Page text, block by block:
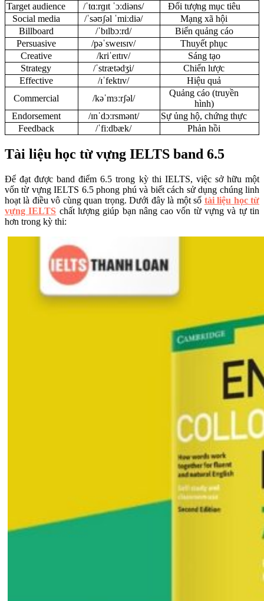
Target audience
/ˈtɑːrɡɪt ˈɔːdiəns/
Đối tượng mục tiêu
Social media
/ˈsəʊʃəl ˈmiːdiə/
Mạng xã hội
Billboard
/ˈbɪlbɔːrd/
Biển quảng cáo
Persuasive
/pəˈsweɪsɪv/
Thuyết phục
Creative
/kriˈeɪtɪv/
Sáng tạo
Strategy
/ˈstrætədʒi/
Chiến lược
Effective
/ɪˈfektɪv/
Hiệu quả
Commercial
/kəˈmɜːrʃəl/
Quảng cáo (truyền
hình)
Endorsement
/ɪnˈdɔːrsmənt/
Sự ủng hộ, chứng thực
Feedback
/ˈfiːdbæk/ Phản hồi
Tài liệu học từ vựng IELTS band 6.5
Để đạt được band điểm 6.5 trong kỳ thi IELTS, việc sở hữu một
vốn từ vựng IELTS 6.5 phong phú và biết cách sử dụng chúng linh
hoạt là điều vô cùng quan trọng. Dưới đây là một số tài liệu học từ
vựng IELTS chất lượng giúp bạn nâng cao vốn từ vựng và tự tin
hơn trong kỳ thi: